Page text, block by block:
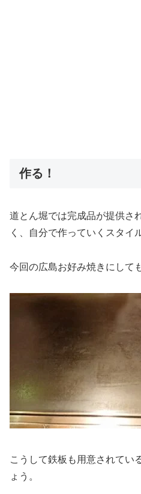
作る！
道とん堀では完成品が提供さ
く、自分で作っていくスタイ
今回の広島お好み焼きにして
こうして鉄板も用意されてい
ょう。